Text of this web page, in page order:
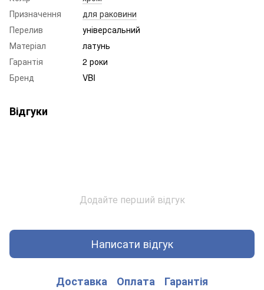
Призначення
для раковини
Перелив
універсальний
Матеріал
латунь
Гарантія
2 роки
Бренд
VBI
Відгуки
Додайте перший відгук
Написати відгук
Доставка Оплата Гарантія